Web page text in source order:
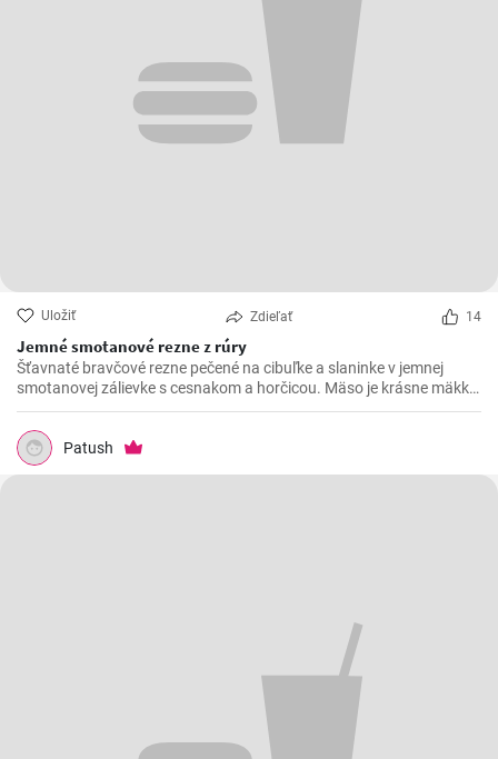
Uložiť Zdieľať 14
Jemné smotanové rezne z rúry
Šťavnaté bravčové rezne pečené na cibuľke a slaninke v jemnej
smotanovej zálievke s cesnakom a horčicou. Mäso je krásne mäkké
a doslova sa rozpadá.
Patush